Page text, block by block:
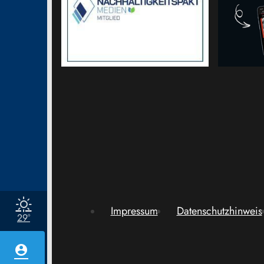
account_circle
29° Impressum Datenschutzhinweis